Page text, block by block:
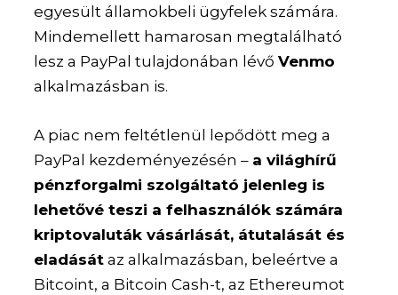
egyesült államokbeli ügyfelek számára.
Mindemellett hamarosan megtalálható
lesz a PayPal tulajdonában lévőVenmo
alkalmazásban is.
A piac nem feltétlenül lepődött meg a
PayPal kezdeményezésén – a világhírű
pénzforgalmi szolgáltató jelenleg is
lehetővé teszi a felhasználók számára
kriptovaluták vásárlását, átutalását és
eladását az alkalmazásban, beleértve a
Bitcoint, a Bitcoin Cash-t, az Ethereumot